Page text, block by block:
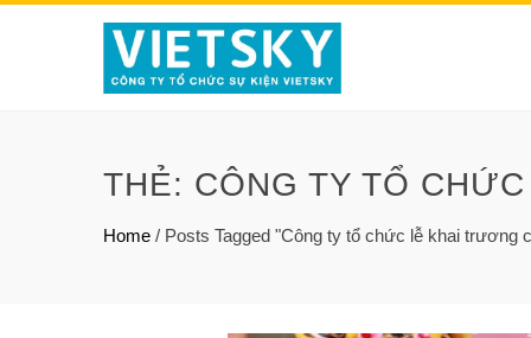
THẺ: CÔNG TY TỔ
Home / Posts Tagged "Công ty tổ chức lễ khai trương